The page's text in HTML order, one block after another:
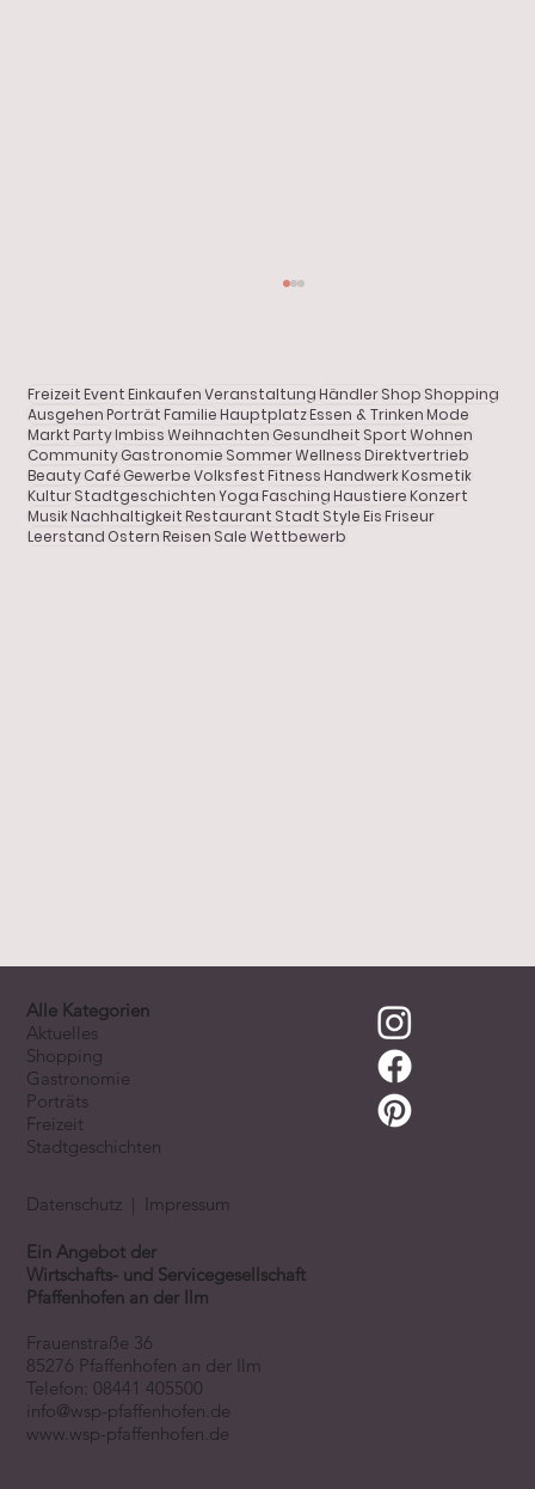
FreizeitEventEinkaufenVeranstaltungHändlerShop Shopping
AusgehenPorträtFamilieHauptplatzEssen & TrinkenMode
MarktPartyImbiss Weihnachten Gesundheit Sport Wohnen
CommunityGastronomie SommerWellnessDirektvertrieb
BeautyCaféGewerbeVolksfestFitnessHandwerkKosmetik
KulturStadtgeschichten YogaFaschingHaustiereKonzert
MusikNachhaltigkeitRestaurant Stadt StyleEisFriseur
Leerstand OsternReisen Sale Wettbewerb
Shopping
Gastronomie
Porträt
Ein Angebot der
Wirtschafts- und Servicegesellschaft
Pfaffenhofen an der Ilm
Frauenstraße 36
85276 Pfaffenhofen an der Ilm
Telefon:08441 405500
info@wsp-pfaffenhofen.de
www.wsp-pfaffenhofen.de
Alle Kategorien
Aktuelles
Shopping
Gastronomie
Porträts
Freizeit
Stadtgeschichten
Datenschutz | Impressum